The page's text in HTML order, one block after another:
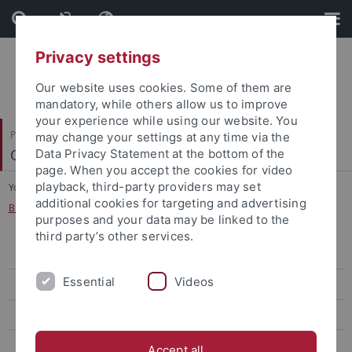
Skip
to
content
Skip
to
footer
Philosophische Fakultät
Orient- und Islamwissenschaft
You are here: Startseite
...
B.A. Sprachen, Geschichte und Kulturen des Nahen Ostens (SGKNO)
Bewerbung/Zulassung/Studienbeginn
Privacy settings
Our website uses cookies. Some of them are
mandatory, while others allow us to improve
your experience while using our website. You
may change your settings at any time via the
Data Privacy Statement at the bottom of the
page. When you accept the cookies for video
playback, third-party providers may set
additional cookies for targeting and advertising
purposes and your data may be linked to the
third party’s other services.
Essential Videos